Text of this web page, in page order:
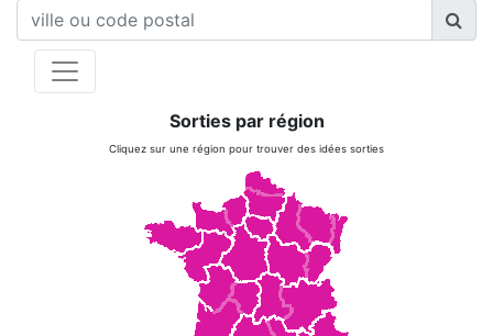
Sorties par région
Cliquez sur une région pour trouver des idées sorties